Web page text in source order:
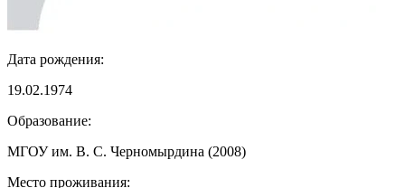
Дата рождения:
19.02.1974
Образование:
МГОУ им. В. С. Черномырдина (2008)
Место проживания: